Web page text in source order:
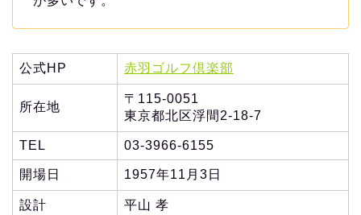
公式HP 赤羽ゴルフ倶楽部
所在地
〒115-0051
東京都北区浮間2-18-7
TEL 03-3966-6155
開場日 1957年11月3日
設計 平山 孝